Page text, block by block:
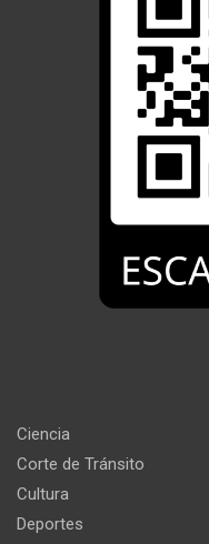
Ciencia
Corte de Tránsito
Cultura
Deportes